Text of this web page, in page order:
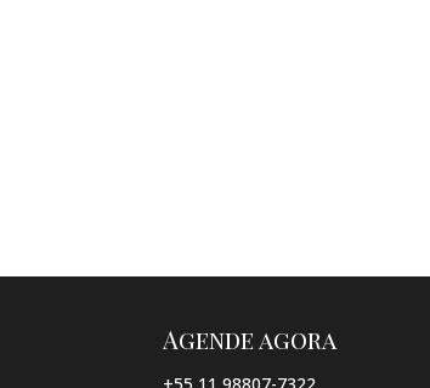
Agende agora